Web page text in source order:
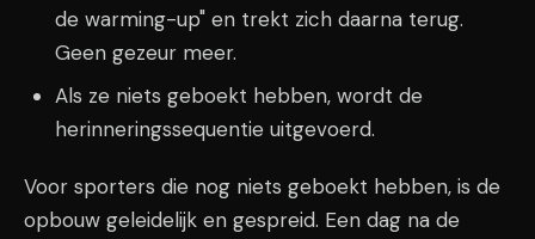
de warming-up" en trekt zich daarna terug.
Geen gezeur meer.
Als ze niets geboekt hebben, wordt de
herinneringssequentie uitgevoerd.
Voor sporters die nog niets geboekt hebben, is de
opbouw geleidelijk en gespreid. Een dag na de